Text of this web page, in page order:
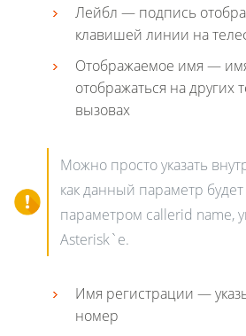
Лейбл — подпись
клавишей линии на
Отображаемое имя —
отображаться на других
вызовах
Можно просто указать
как данный параметр
параметром callerid name,
Asterisk`е.
Имя регистрации —
номер